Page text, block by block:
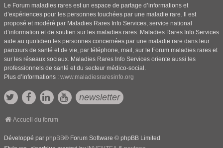
Le Forum maladies rares est un espace de partage d’informations et
d’expériences pour les personnes touchées par une maladie rare. Il est
proposé et modéré par Maladies Rares Info Services, service national
d’information et de soutien sur les maladies rares. Maladies Rares Info Services
aide au quotidien les personnes concernées par une maladie rare dans leur
parcours de santé et de vie, par téléphone, mail, sur le Forum maladies rares et
sur les réseaux sociaux. Maladies Rares Info Services oriente aussi les
professionnels de santé et du secteur médico-social.
Plus d’informations : www.maladiesraresinfo.org
newsletter
Accueil du forum
Développé par phpBB® Forum Software © phpBB Limited